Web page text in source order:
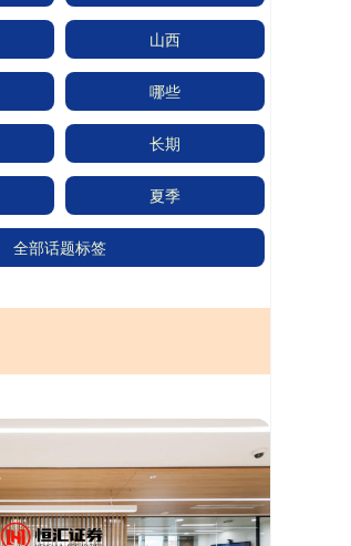
山西
哪些
长期
夏季
全部话题标签